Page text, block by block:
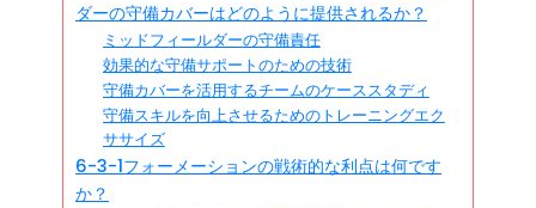
ダーの守備カバーはどのように提供されるか？
ミッドフィールダーの守備責任
効果的な守備サポートのための技術
守備カバーを活用するチームのケーススタディ
守備スキルを向上させるためのトレーニングエク
ササイズ
6-3-1フォーメーションの戦術的な利点は何です
か？